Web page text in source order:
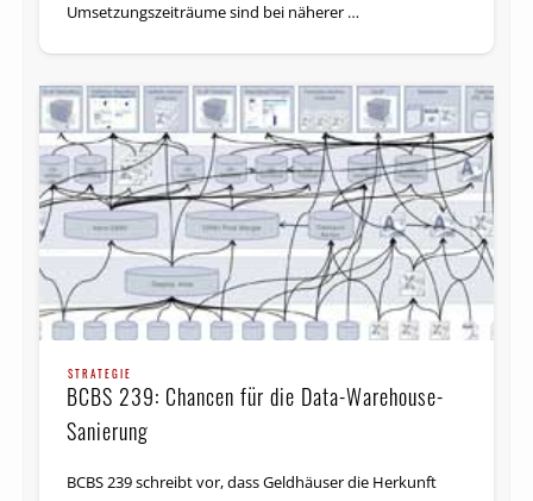
Umsetzungszeiträume sind bei näherer …
STRATEGIE
BCBS 239: Chancen für die Data-Warehouse-
Sanierung
BCBS 239 schreibt vor, dass Geldhäuser die Herkunft